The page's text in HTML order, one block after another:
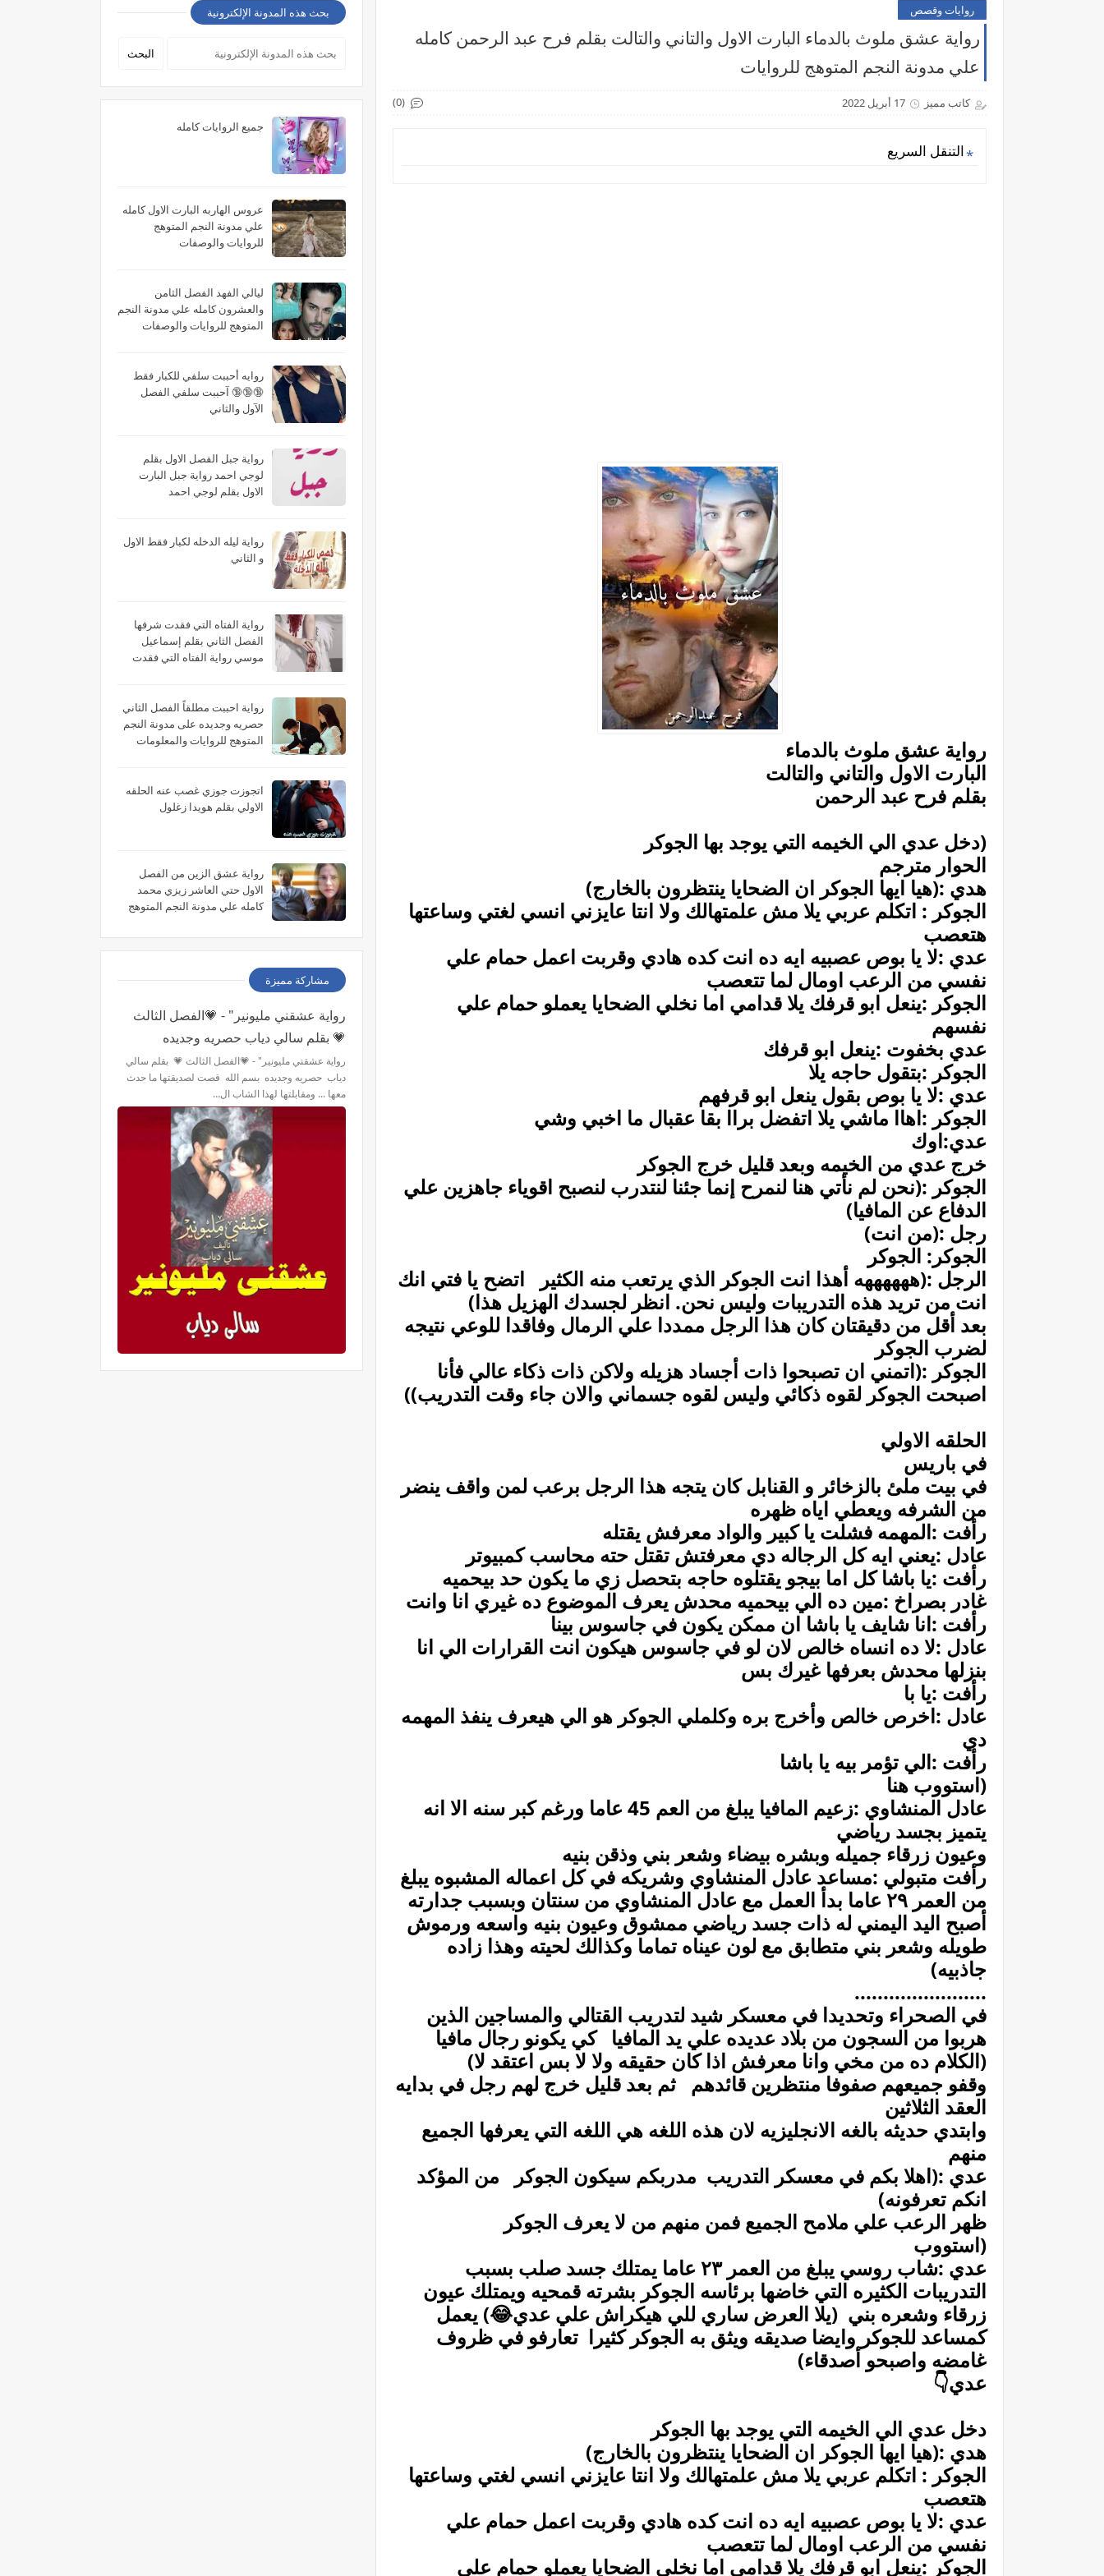
روايات وقصص
رواية عشق ملوث بالدماء البارت الاول والتاني والتالت بقلم فرح عبد الرحمن كامله
علي مدونة النجم المتوهج للروايات
كاتب مميز 17 أبريل 2022 (0)
التنقل السريع
رواية عشق ملوث بالدماء
البارت الاول والتاني والتالت
بقلم فرح عبد الرحمن
(دخل عدي الي الخيمه التي يوجد بها الجوكر
الحوار مترجم
هدي :(هيا ايها الجوكر ان الضحايا ينتظرون بالخارج)
الجوكر : اتكلم عربي يلا مش علمتهالك ولا انتا عايزني انسي لغتي وساعتها
هتعصب
عدي :لا يا بوص عصبيه ايه ده انت كده هادي وقربت اعمل حمام علي
نفسي من الرعب اومال لما تتعصب
الجوكر :ينعل ابو قرفك يلا قدامي اما نخلي الضحايا يعملو حمام علي
نفسهم
عدي بخفوت :ينعل ابو قرفك
الجوكر :بتقول حاجه يلا
عدي :لا يا بوص بقول ينعل ابو قرفهم
الجوكر :اهاا ماشي يلا اتفضل براا بقا عقبال ما اخبي وشي
عدي:اوك
خرج عدي من الخيمه وبعد قليل خرج الجوكر
الجوكر :(نحن لم نأتي هنا لنمرح إنما جئنا لنتدرب لنصبح اقوياء جاهزين علي
الدفاع عن المافيا)
رجل :(من انت)
الجوكر: الجوكر
الرجل :(ههههههه أهذا انت الجوكر الذي يرتعب منه الكثير اتضح يا فتي انك
انت من تريد هذه التدريبات وليس نحن. انظر لجسدك الهزيل هذا)
بعد أقل من دقيقتان كان هذا الرجل ممددا علي الرمال وفاقدا للوعي نتيجه
لضرب الجوكر
الجوكر :(اتمني ان تصبحوا ذات أجساد هزيله ولاكن ذات ذكاء عالي فأنا
اصبحت الجوكر لقوه ذكائي وليس لقوه جسماني والان جاء وقت التدريب))
الحلقه الاولي
في باريس
في بيت ملئ بالزخائر و القنابل كان يتجه هذا الرجل برعب لمن واقف ينضر
من الشرفه ويعطي اياه ظهره
رأفت :المهمه فشلت يا كبير والواد معرفش يقتله
عادل :يعني ايه كل الرجاله دي معرفتش تقتل حته محاسب كمبيوتر
رأفت :يا باشا كل اما بيجو يقتلوه حاجه بتحصل زي ما يكون حد بيحميه
غادر بصراخ :مين ده الي بيحميه محدش يعرف الموضوع ده غيري انا وانت
رأفت :انا شايف يا باشا ان ممكن يكون في جاسوس بينا
عادل :لا ده انساه خالص لان لو في جاسوس هيكون انت القرارات الي انا
بنزلها محدش بعرفها غيرك بس
رأفت :يا با
عادل :اخرص خالص وأخرج بره وكلملي الجوكر هو الي هيعرف ينفذ المهمه
دي
رأفت :الي تؤمر بيه يا باشا
(استووب هنا
عادل المنشاوي :زعيم المافيا يبلغ من العم 45 عاما ورغم كبر سنه الا انه
يتميز بجسد رياضي
وعيون زرقاء جميله وبشره بيضاء وشعر بني وذقن بنيه
رأفت متبولي :مساعد عادل المنشاوي وشريكه في كل اعماله المشبوه يبلغ
من العمر ٢٩ عاما بدأ العمل مع عادل المنشاوي من سنتان وبسبب جدارته
أصبح اليد اليمني له ذات جسد رياضي ممشوق وعيون بنيه واسعه ورموش
طويله وشعر بني متطابق مع لون عيناه تماما وكذالك لحيته وهذا زاده
جاذبيه)
.......................
في الصحراء وتحديدا في معسكر شيد لتدريب القتالي والمساجين الذين
هربوا من السجون من بلاد عديده علي يد المافيا كي يكونو رجال مافيا
(الكلام ده من مخي وانا معرفش اذا كان حقيقه ولا لا بس اعتقد لا)
وقفو جميعهم صفوفا منتظرين قائدهم ثم بعد قليل خرج لهم رجل في بدايه
العقد الثلاثين
وابتدي حديثه بالغه الانجليزيه لان هذه اللغه هي اللغه التي يعرفها الجميع
منهم
عدي :(اهلا بكم في معسكر التدريب مدربكم سيكون الجوكر من المؤكد
انكم تعرفونه)
ظهر الرعب علي ملامح الجميع فمن منهم من لا يعرف الجوكر
(استووب
عدي :شاب روسي يبلغ من العمر ٢٣ عاما يمتلك جسد صلب بسبب
التدريبات الكثيره التي خاضها برئاسه الجوكر بشرته قمحيه ويمتلك عيون
زرقاء وشعره بني (يلا العرض ساري للي هيكراش علي عدي😂) يعمل
كمساعد للجوكر وايضا صديقه ويثق به الجوكر كثيرا تعارفو في ظروف
غامضه واصبحو أصدقاء)
عدي👇
دخل عدي الي الخيمه التي يوجد بها الجوكر
هدي :(هيا ايها الجوكر ان الضحايا ينتظرون بالخارج)
الجوكر : اتكلم عربي يلا مش علمتهالك ولا انتا عايزني انسي لغتي وساعتها
هتعصب
عدي :لا يا بوص عصبيه ايه ده انت كده هادي وقربت اعمل حمام علي
نفسي من الرعب اومال لما تتعصب
الجوكر :ينعل ابو قرفك يلا قدامي اما نخلي الضحايا يعملو حمام علي
بحث هذه المدونة الإلكترونية
جميع الروايات كامله
عروس الهاربه البارت الاول كامله
علي مدونة النجم المتوهج
للروايات والوصفات
ليالي الفهد الفصل الثامن
والعشرون كامله علي مدونة النجم
المتوهج للروايات والوصفات
روايه أحببت سلفي للكبار فقط
🔞🔞🔞 آحببت سلفي الفصل
الآول والثاني
رواية جبل الفصل الاول بقلم
لوجي احمد رواية جبل البارت
الاول بقلم لوجي احمد
رواية ليله الدخله لكبار فقط الاول
و الثاني
رواية الفتاه التي فقدت شرفها
الفصل الثاني بقلم إسماعيل
موسي رواية الفتاه التي فقدت
فقدت شرفها الجزء الثاني بقلم
إسماعيل موسي
رواية احببت مطلقاً الفصل الثاني
حصريه وجديده على مدونة النجم
المتوهج للروايات والمعلومات
اتجوزت جوزي غصب عنه الحلقه
الاولي بقلم هويدا زغلول
رواية عشق الزين من الفصل
الاول حتي العاشر زيزي محمد
كامله علي مدونة النجم المتوهج
مشاركة مميزة
رواية عشقني مليونير" - 💗الفصل الثالث
💗 بقلم سالي دياب حصريه وجديده
رواية عشقني مليونير" - 💗الفصل الثالث 💗 بقلم سالي
دياب حصريه وجديده بسم الله قصت لصديقتها ما حدث
معها ... ومقابلتها لهذا الشاب ال…